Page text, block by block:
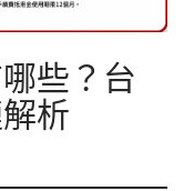
些？台
析